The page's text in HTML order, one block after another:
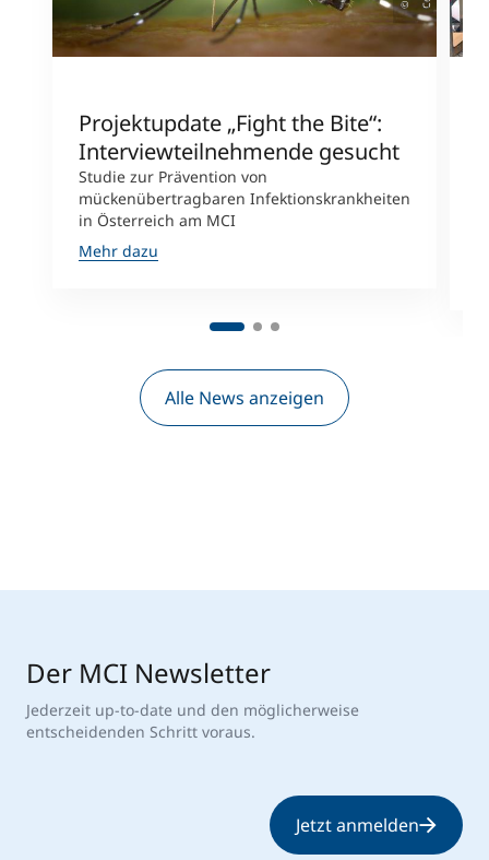
Projektupdate „Fight the Bite“:
Interviewteilnehmende gesucht
Studie zur Prävention von
mückenübertragbaren Infektionskrankheiten
in Österreich am MCI
Mehr dazu
Alle News anzeigen
Der MCI Newsletter
Jederzeit up-to-date und den möglicherweise
entscheidenden Schritt voraus.
Jetzt anmelden